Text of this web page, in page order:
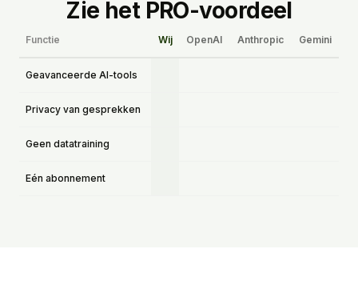
Zie het PRO-voordeel
Functie Wij OpenAI Anthropic Gemini
Geavanceerde AI-tools
Privacy van gesprekken
Geen datatraining
Eén abonnement